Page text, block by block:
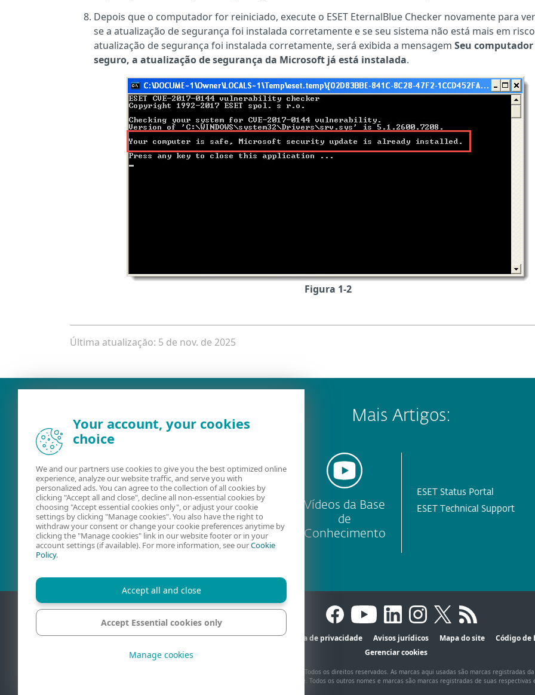
Depois que o computador for reiniciado, execute o ESET EternalBlue Checker novamente para
se a atualização de segurança foi instalada corretamente e se seu sistema não está mais em
atualização de segurança foi instalada corretamente, será exibida a mensagem Seu computador
seguro, a atualização de segurança da Microsoft já está instalada.
Figura 1-2
Última atualizaçăo: 5 de nov. de 2025
Mais Artigos:
Ajuda on-line
ESET Security
Forum
Vídeos da Base
de
Conhecimento
ESET Status Portal
ESET Technical Support
Contato Política de privacidade Avisos jurídicos Mapa do site
Código de
Gerenciar cookies
© 1992–2026 ESET, spol. s r.o. – Todos os direitos reservados. As marcas aqui usadas são marcas registradas da
ESET América do Norte. Todos os outros nomes e marcas são marcas registradas de suas respectivas
Your account, your cookies
choice
We and our partners use cookies to give you the best optimized online
experience, analyze our website traffic, and serve you with
personalized ads. You can agree to the collection of all cookies by
clicking "Accept all and close", decline all non-essential cookies by
choosing "Accept essential cookies only", or adjust your cookie
settings by clicking "Manage cookies". You also have the right to
withdraw your consent or change your cookie preferences anytime by
clicking the "Manage cookies" link in our website footer or in your
account settings (if available). For more information, see ourCookie
Policy.
Accept all and close
Accept Essential cookies only
Manage cookies